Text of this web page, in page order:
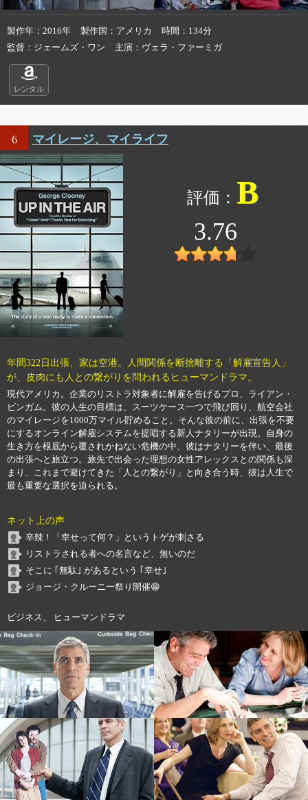
製作年 2016年 製作国 アメリカ 時間
134分
監督
ジェームズ・ワン 主演 ヴェラ・ファーミガ
レンタル
6 マイレージ、マイライフ
B
3.76
年間322日出張、家は空港。人間関係を断捨離する「解雇宣告人」
が、皮肉にも人との繋がりを問われるヒューマンドラマ。
現代アメリカ。企業のリストラ対象者に解雇を告げるプロ、ライアン・
ビンガム。彼の人生の目標は、スーツケース一つで飛び回り、航空会社
のマイレージを1000万マイル貯めること。そんな彼の前に、出張を不要
にするオンライン解雇システムを提唱する新人ナタリーが出現。自身の
生き方を根底から覆されかねない危機の中、彼はナタリーを伴い、最後
の出張へと旅立つ。旅先で出会った理想の女性アレックスとの関係も深
まり、これまで避けてきた「人との繋がり」と向き合う時、彼は人生で
最も重要な選択を迫られる。
ネット上の声
辛辣！「幸せって何？」というトゲが刺さる
リストラされる者への名言など、無いのだ
そこに ｢無駄｣ があるという ｢幸せ｣
ジョージ・クルーニー祭り開催😁
ビジネス、 ヒューマンドラマ